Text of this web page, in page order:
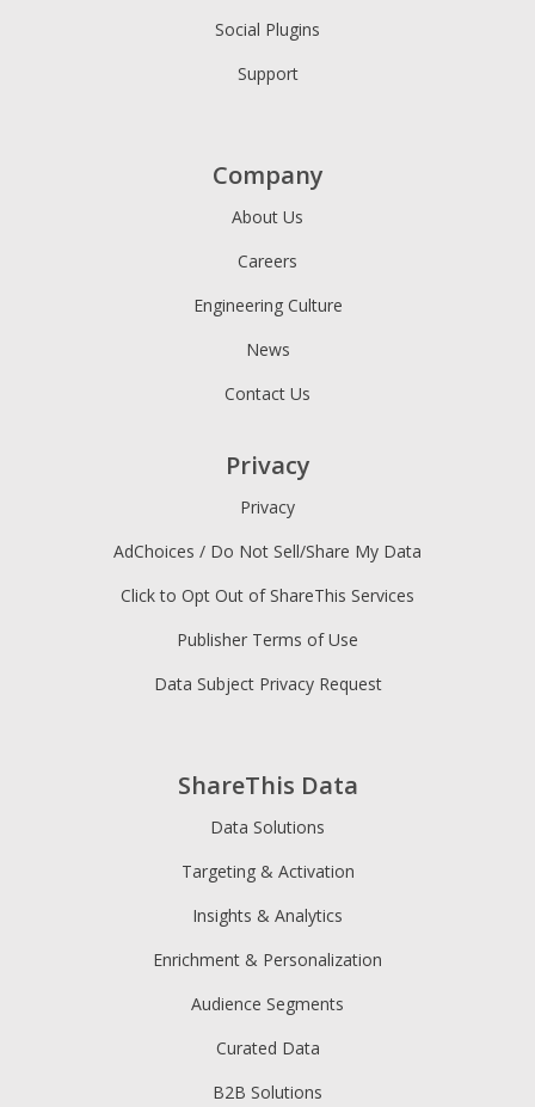
Social Plugins
Support
ShareThis Data
Data Solutions
Targeting & Activation
Insights & Analytics
Enrichment & Personalization
Audience Segments
Curated Data
B2B Solutions
Company
About Us
Careers
Engineering Culture
News
Contact Us
Privacy
Privacy
AdChoices / Do Not Sell/Share My Data
Click to Opt Out of ShareThis Services
Publisher Terms of Use
Data Subject Privacy Request